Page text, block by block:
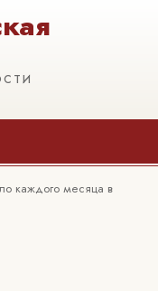
каждого месяца в